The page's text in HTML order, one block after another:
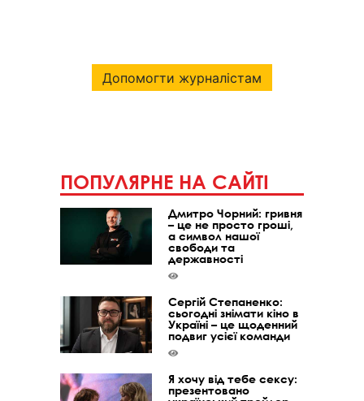
Допомогти журналістам
ПОПУЛЯРНЕ НА САЙТІ
Дмитро Чорний: гривня
– це не просто гроші,
а символ нашої
свободи та
державності
Сергій Степаненко:
сьогодні знімати кіно в
Україні – це щоденний
подвиг усієї команди
Я хочу від тебе сексу:
презентовано